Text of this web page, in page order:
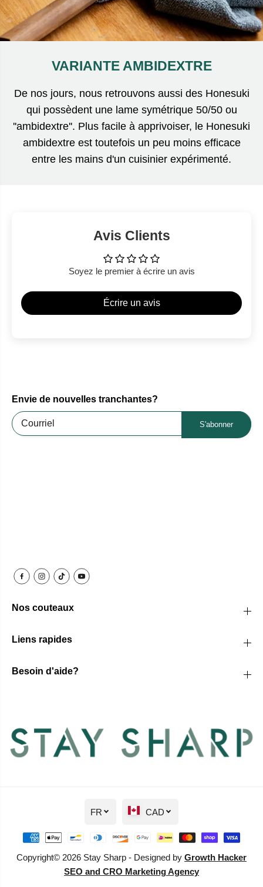
VARIANTE AMBIDEXTRE
De nos jours, nous retrouvons aussi des Honesuki
qui possèdent une lame symétrique 50/50 ou
''ambidextre''. Plus facile à apprivoiser, le Honesuki
ambidextre est toutefois un peu moins efficace
entre les mains d'un cuisinier expérimenté.
Avis Clients
Soyez le premier à écrire un avis
Écrire un avis
Envie de nouvelles tranchantes?
S'abonner
Nos couteaux
Liens rapides
Besoin d'aide?
Copyright© 2026 Stay Sharp - Designed by Growth Hacker
SEO and CRO Marketing Agency
FR CAD